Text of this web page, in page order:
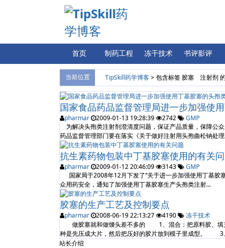
首页 制药工程 冻干技术 书评影评
当前位置 TipSkill药学博客> 包含标签 胶塞 注射剂
国家食品药品监督管理局进一步加强使
pharmar 2009-01-13 19:28:39 2742
GMP
为解决头孢类注射剂澄清度问题，保证产品质量，保障公
药品监督管理部门要在落实《关于做好注射用头孢曲松钠处
抗生素药物包装中丁基胶塞使用的有关
pharmar 2009-01-12 20:46:09 3143
GMP
国家局于2008年12月下发了“关于进一步加强使用丁基胶
众用药安全，通知了加强使用丁基胶塞生产头孢类注射...
胶塞的生产工艺及控制要点
pharmar 2008-06-19 22:13:27 4190
冻干技术
做胶塞就和做馒头差不多的 1、混合：把原料胶、填充
种是先压成大片，然后把压好的胶片放到模子里成型。 3
站长介绍